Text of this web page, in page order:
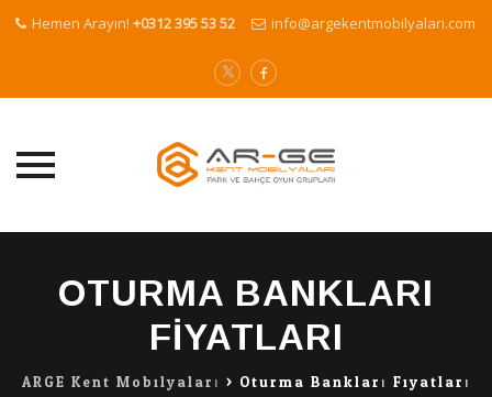
Hemen Arayın! +0312 395 53 52 info@argekentmobilyalari.com
OTURMA BANKLARI
FIYATLARI
ARGE Kent Mobilyaları > Oturma Bankları Fiyatları